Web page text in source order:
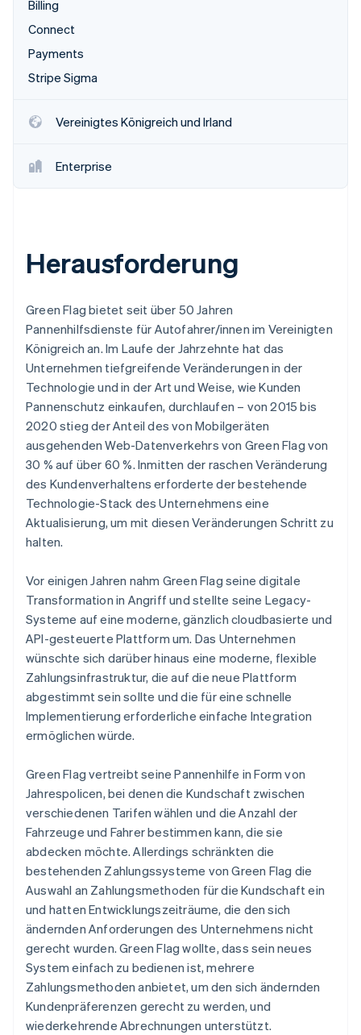
Betrugsprävention
Atlas
CO₂-Entnahme
Online-Identitätsprüfung
Billing
Connect
Payments
Stripe Sigma
Vereinigtes Königreich und Irland
Enterprise
Herausforderung
Green Flag bietet seit über 50 Jahren
Pannenhilfsdienste für Autofahrer/innen im Vereinigten
Königreich an. Im Laufe der Jahrzehnte hat das
Unternehmen tiefgreifende Veränderungen in der
Technologie und in der Art und Weise, wie Kunden
Pannenschutz einkaufen, durchlaufen – von 2015 bis
2020 stieg der Anteil des von Mobilgeräten
ausgehenden Web-Datenverkehrs von Green Flag von
30 % auf über 60 %. Inmitten der raschen Veränderung
des Kundenverhaltens erforderte der bestehende
Technologie-Stack des Unternehmens eine
Aktualisierung, um mit diesen Veränderungen Schritt zu
halten.
Vor einigen Jahren nahm Green Flag seine digitale
Transformation in Angriff und stellte seine Legacy-
Systeme auf eine moderne, gänzlich cloudbasierte und
API-gesteuerte Plattform um. Das Unternehmen
wünschte sich darüber hinaus eine moderne, flexible
Zahlungsinfrastruktur, die auf die neue Plattform
abgestimmt sein sollte und die für eine schnelle
Implementierung erforderliche einfache Integration
ermöglichen würde.
Green Flag vertreibt seine Pannenhilfe in Form von
Jahrespolicen, bei denen die Kundschaft zwischen
verschiedenen Tarifen wählen und die Anzahl der
Fahrzeuge und Fahrer bestimmen kann, die sie
abdecken möchte. Allerdings schränkten die
bestehenden Zahlungssysteme von Green Flag die
Auswahl an Zahlungsmethoden für die Kundschaft ein
und hatten Entwicklungszeiträume, die den sich
ändernden Anforderungen des Unternehmens nicht
gerecht wurden. Green Flag wollte, dass sein neues
System einfach zu bedienen ist, mehrere
Zahlungsmethoden anbietet, um den sich ändernden
Kundenpräferenzen gerecht zu werden, und
wiederkehrende Abrechnungen unterstützt.